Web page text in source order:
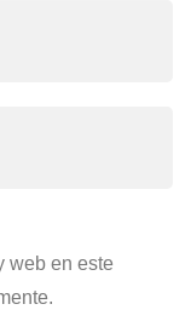
web en este